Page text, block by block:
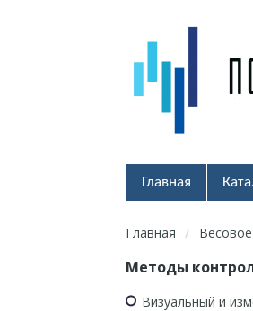
Главная
Главная /
Методы
Визуальный и